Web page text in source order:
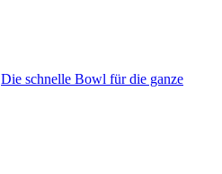
Die schnelle Bowl für die ganze